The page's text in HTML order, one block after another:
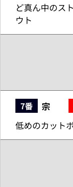
ど真ん中のス
ウト
7番 宗
低めのカット